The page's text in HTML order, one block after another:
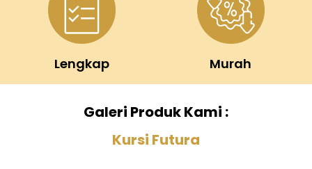
Lengkap Murah
Galeri Produk Kami :
Kursi Futura